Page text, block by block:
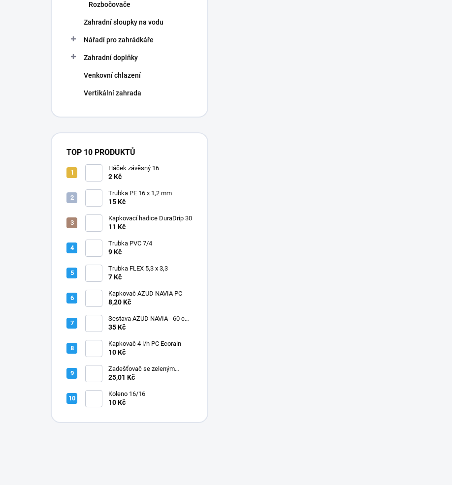
Rozbočovače
Zahradní sloupky na vodu
Nářadí pro zahrádkáře
Zahradní doplňky
Venkovní chlazení
Vertikální zahrada
TOP 10 PRODUKTŮ
Háček závěsný 16
2 Kč
Trubka PE 16 x 1,2 mm
15 Kč
Kapkovací hadice DuraDrip 30
11 Kč
Trubka PVC 7/4
9 Kč
Trubka FLEX 5,3 x 3,3
7 Kč
Kapkovač AZUD NAVIA PC
8,20 Kč
Sestava AZUD NAVIA - 60 cm,
jehly zahnuté
35 Kč
Kapkovač 4 l/h PC Ecorain
10 Kč
Zadešťovač se zeleným
rotorem a žlutou tryskou
25,01 Kč
Koleno 16/16
10 Kč